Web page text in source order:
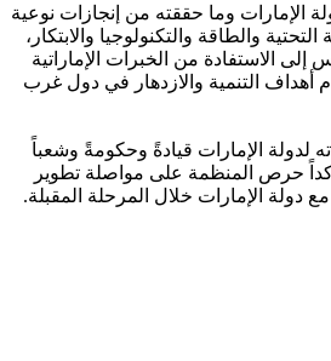
الإمارات وما حققته من إنجازات نوعية
والطاقة والتكنولوجيا والابتكار،
إلى الاستفادة من الخبرات الإماراتية
أهداف التنمية والازدهار في دول غرب
لدولة الإمارات قيادةً وحكومةً وشعباً
حرص المنظمة على مواصلة تطوير
دولة الإمارات خلال المرحلة المقبلة.